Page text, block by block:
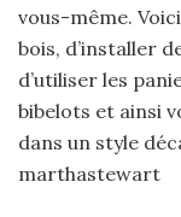
vous-même.
bois, d’installer
d’utiliser les
bibelots et ainsi
dans un style
marthastewart